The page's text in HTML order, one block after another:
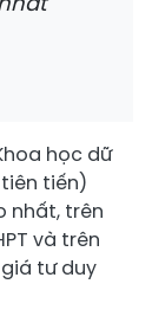
học dữ
tiến)
nhất, trên
và trên
tư duy